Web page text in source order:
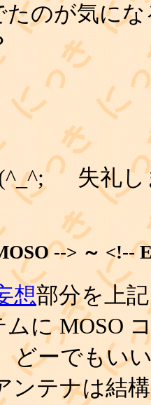
たのが気に
失礼し
--> ～ <!--
想部分を上
に MOSO
どーでもい
ンテナは結